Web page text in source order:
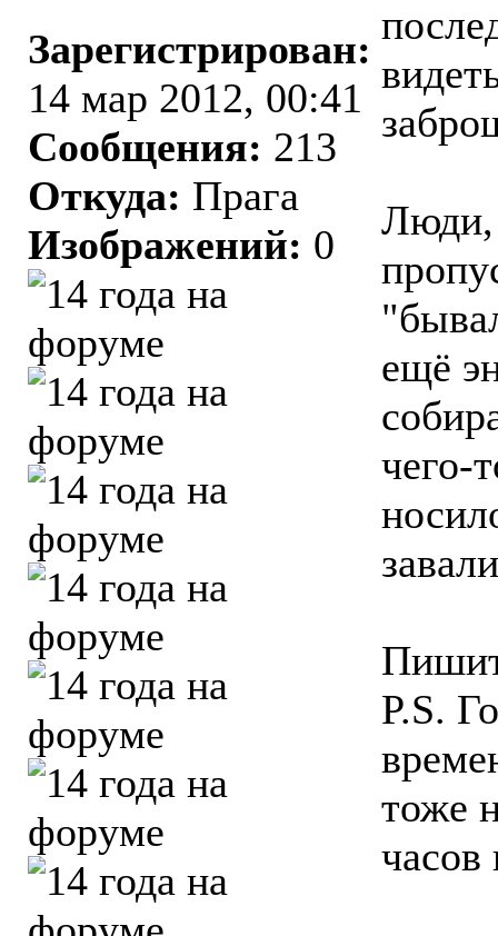
Зарегистрирован:
14 мар 2012, 00:41
Сообщения: 213
Откуда: Прага
Изображений: 0
Люди,
ещё
чего-
P.S.
тоже
часов